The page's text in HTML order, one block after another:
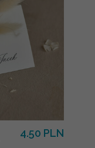
4.50 PLN